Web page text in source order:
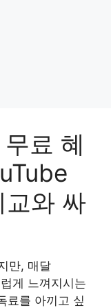
료 혜
교와 싸
만, 매달
게 느껴지시는
료를 아끼고 싶